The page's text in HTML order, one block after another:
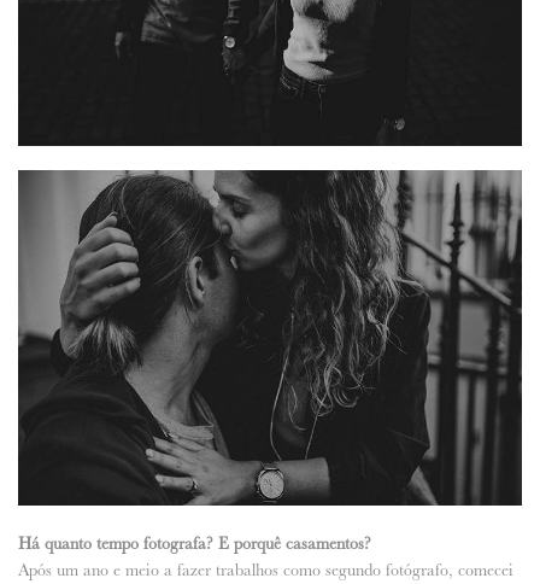
Há quanto tempo fotografa? E porquê casamentos?
Após um ano e meio a fazer trabalhos como segundo fotógrafo, comecei